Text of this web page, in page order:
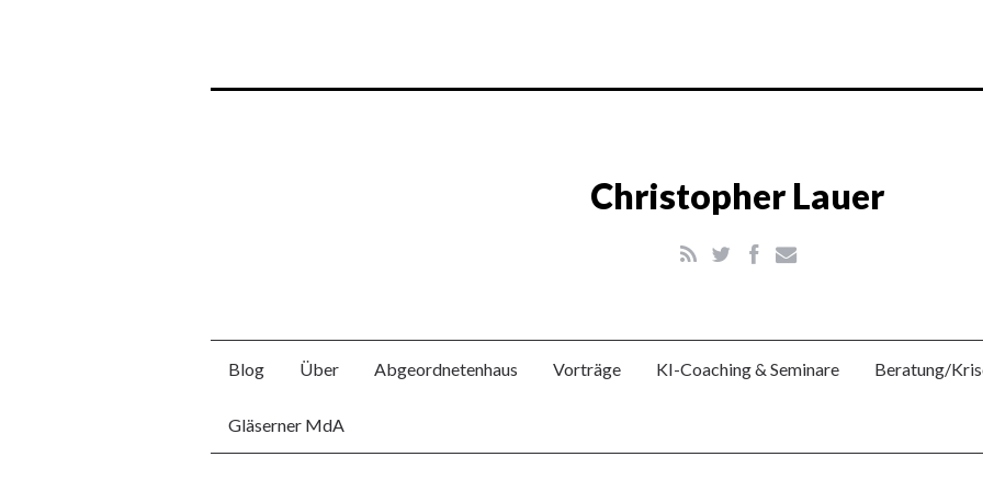
Christopher Lauer
Blog Über Abgeordnetenhaus Vorträge KI-Coaching & Seminare Beratung/
Gläserner MdA